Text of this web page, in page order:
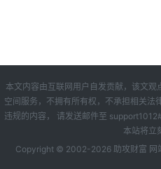
本文内容由互联网用户自发贡献，该文
空间服务，不拥有所有权，不承担相关法
违规的内容， 请发送邮件至
本站将立
Copyright © 2002-2026 助攻财富 网